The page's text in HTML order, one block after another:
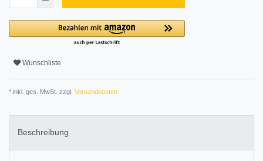
Wunschliste
* inkl. ges. MwSt. zzgl. Versandkosten
Beschreibung